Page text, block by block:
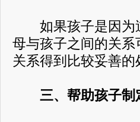
如果孩子是因为
母与孩子之间的关
关系得到比较妥善
三、帮助孩子